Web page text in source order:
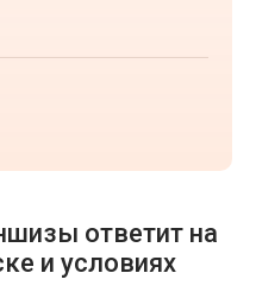
ответит на
и условиях